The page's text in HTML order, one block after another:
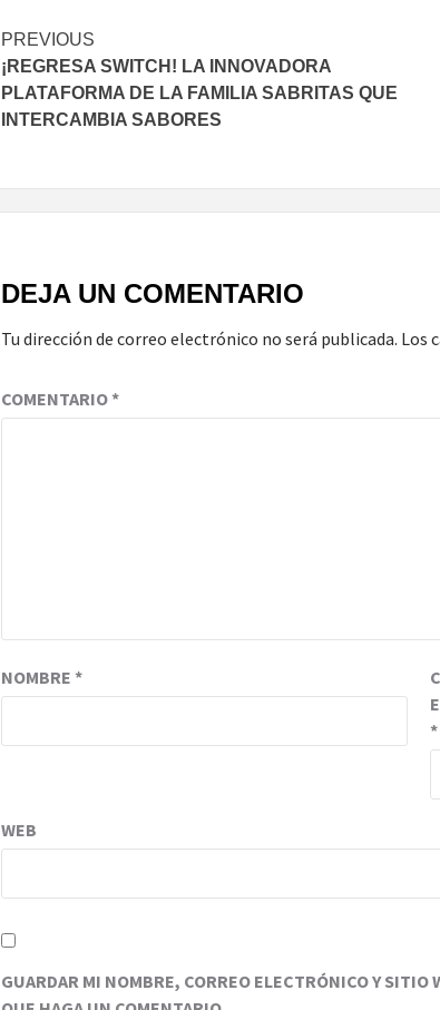
Post
navigation
PREVIOUS
¡REGRESA SWITCH! LA INNOVADORA
PLATAFORMA DE LA FAMILIA SABRITAS QUE
INTERCAMBIA SABORES
DEJA UN COMENTARIO
Tu dirección de correo electrónico no será publicada. Los
COMENTARIO*
NOMBRE *
*
WEB
GUARDAR MI NOMBRE, CORREO ELECTRÓNICO Y SITIO